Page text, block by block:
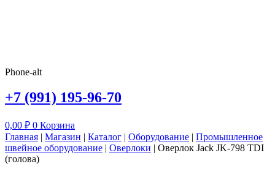
Phone-alt
+7 (991) 195-96-70
0,00 ₽ 0 Корзина
Главная | Магазин | Каталог | Оборудование | Промышленное
швейное оборудование | Оверлоки | Оверлок Jack JK-798 TDI
(голова)